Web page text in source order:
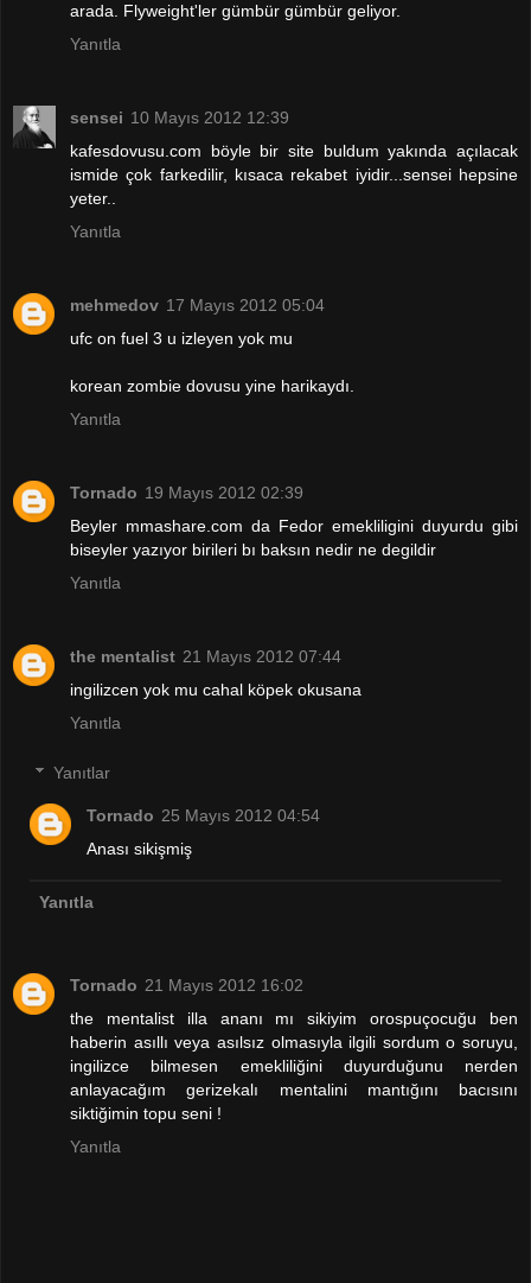
arada. Flyweight'ler gümbür gümbür geliyor.
Yanıtla
sensei 10 Mayıs 2012 12:39
kafesdovusu.com böyle bir site buldum yakında açılacak
ismide çok farkedilir, kısaca rekabet iyidir...sensei hepsine
yeter..
Yanıtla
mehmedov 17 Mayıs 2012 05:04
ufc on fuel 3 u izleyen yok mu
korean zombie dovusu yine harikaydı.
Yanıtla
Tornado 19 Mayıs 2012 02:39
Beyler mmashare.com da Fedor emekliligini duyurdu gibi
biseyler yazıyor birileri bı baksın nedir ne degildir
Yanıtla
the mentalist 21 Mayıs 2012 07:44
ingilizcen yok mu cahal köpek okusana
Yanıtla
Yanıtlar
Tornado 25 Mayıs 2012 04:54
Anası sikişmiş
Yanıtla
Tornado 21 Mayıs 2012 16:02
the mentalist illa ananı mı sikiyim orospuçocuğu ben
haberin asıllı veya asılsız olmasıyla ilgili sordum o soruyu,
ingilizce bilmesen emekliliğini duyurduğunu nerden
anlayacağım gerizekalı mentalini mantığını bacısını
siktiğimin topu seni !
Yanıtla